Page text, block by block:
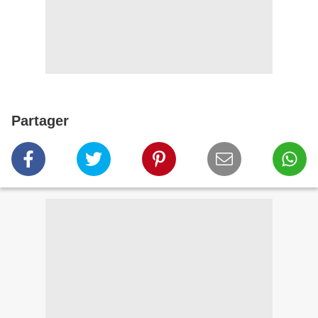
Partager